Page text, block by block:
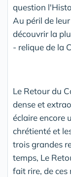
question
Au péril de
découvrir la
- relique de la
Le Retour du
dense et
éclaire encore
chrétienté et
trois grandes
temps, Le
fait rire, de